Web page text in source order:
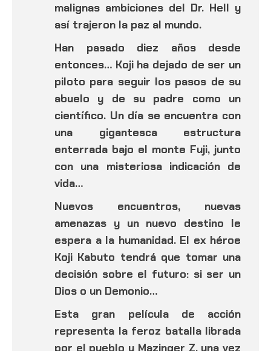
malignas ambiciones del Dr. Hell y
así trajeron la paz al mundo.
Han pasado diez años desde
entonces… Koji ha dejado de ser un
piloto para seguir los pasos de su
abuelo y de su padre como un
científico. Un día se encuentra con
una gigantesca estructura
enterrada bajo el monte Fuji, junto
con una misteriosa indicación de
vida…
Nuevos encuentros, nuevas
amenazas y un nuevo destino le
espera a la humanidad. El ex héroe
Koji Kabuto tendrá que tomar una
decisión sobre el futuro: si ser un
Dios o un Demonio…
Esta gran película de acción
representa la feroz batalla librada